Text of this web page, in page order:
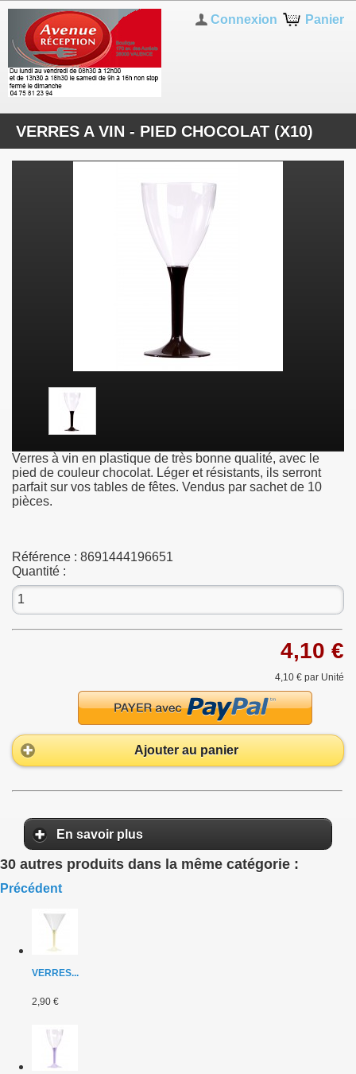
Panier
Connexion
VERRES A VIN - PIED CHOCOLAT (X10)
Verres à vin en plastique de très bonne qualité, avec le
pied de couleur chocolat. Léger et résistants, ils serront
parfait sur vos tables de fêtes. Vendus par sachet de 10
pièces.
Référence : 8691444196651
Quantité :
4,10 €
4,10 € par Unité
Ajouter au panier
En savoir plus
30 autres produits dans la même catégorie :
Précédent
VERRES...
2,90 €